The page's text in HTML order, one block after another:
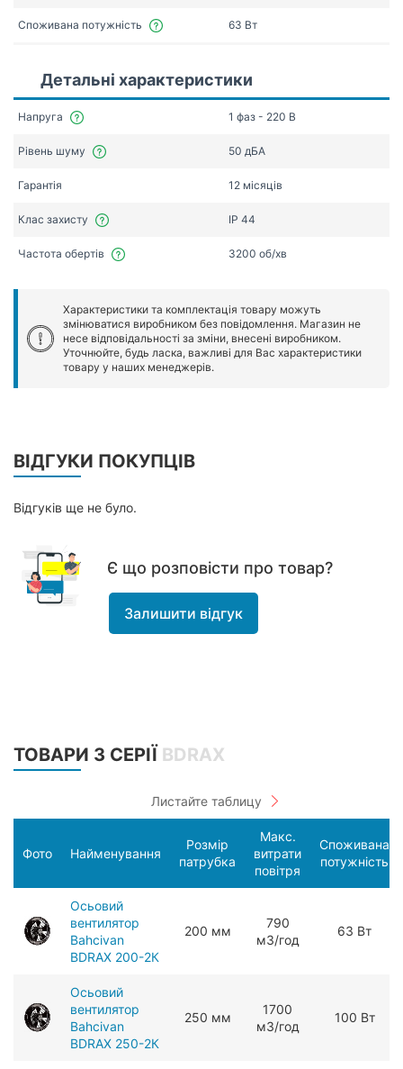
Споживана потужність 63 Вт
Детальні характеристики
Напруга 1 фаз - 220 В
Рівень шуму 50 дБА
Гарантія 12 місяців
Клас захисту IP 44
Частота обертів 3200 об/хв
Характеристики та комплектація товару можуть
змінюватися виробником без повідомлення. Магазин не
несе відповідальності за зміни, внесені виробником.
Уточнюйте, будь ласка, важливі для Вас характеристики
товару у наших менеджерів.
ВІДГУКИ ПОКУПЦІВ
Відгуків ще не було.
Є що розповісти про товар?
Залишити відгук
ТОВАРИ З СЕРІЇ BDRAX
Фото Найменування
Розмір
патрубка
Макс.
витрати
повітря
Споживана
потужність
Осьовий
вентилятор
Bahcivan
BDRAX 200-2К
200 мм
790
мЗ/год
63 Вт
Осьовий
вентилятор
Bahcivan
BDRAX 250-2К
250 мм
1700
мЗ/год
100 Вт